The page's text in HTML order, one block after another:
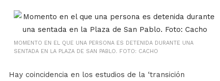
MOMENTO EN EL QUE UNA PERSONA ES DETENIDA DURANTE UNA
SENTADA EN LA PLAZA DE SAN PABLO. FOTO: CACHO
Hay coincidencia en los estudios de la ‘transición